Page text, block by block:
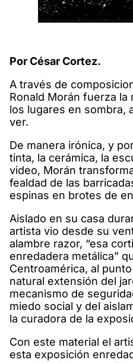
Por César Cortez.
A través de
Ronald Morán fuerza la
los lugares en sombra,
ver.
De manera irónica, y
tinta, la cerámica, la
video, Morán
fealdad de las
espinas en brotes de
Aislado en su casa
artista vio desde su
alambre razor, “esa
enredadera metálica”
Centroamérica, al
natural extensión del
mecanismo de
miedo social y del
la curadora de la
Con este material el
esta exposición